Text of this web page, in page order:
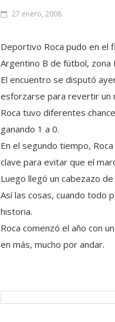
27 enero, 2008
Deportivo Roca pudo en el
Argentino B de fútbol, zona
El encuentro se disputó
esforzarse para revertir un
Roca tuvo diferentes
ganando 1 a 0.
En el segundo tiempo,
clave para evitar que el
Luego llegó un cabezazo
Así las cosas, cuando todo
historia.
Roca comenzó el año con
en más, mucho por andar.